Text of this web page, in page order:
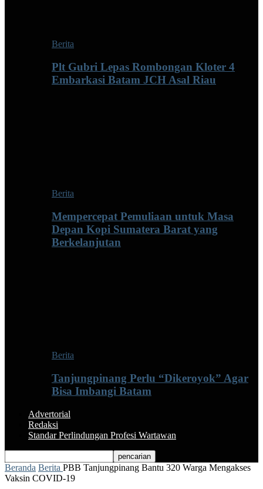
Berita
Plt Gubri Lepas Rombongan Kloter 4
Embarkasi Batam JCH Asal Riau
Berita
Mempercepat Pemuliaan untuk Masa
Depan Kopi Sumatera Barat yang
Berkelanjutan
Berita
Tanjungpinang Perlu “Dikeroyok” Agar
Bisa Imbangi Batam
Advertorial
Redaksi
Standar Perlindungan Profesi Wartawan
Beranda Berita PBB Tanjungpinang Bantu 320 Warga Mengakses
Vaksin COVID-19